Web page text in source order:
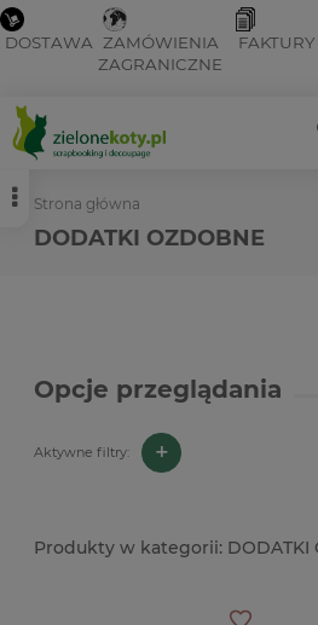
DOSTAWA ZAMÓWIENIA
ZAGRANICZNE
FAKTURY
Strona główna
DODATKI OZDOBNE
Opcje przeglądania
Aktywne filtry: +
DODATKI